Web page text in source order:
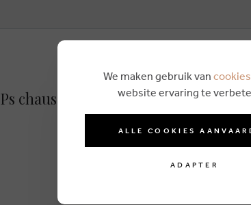
chausettes bleu
We maken gebruik van cookies
website ervaring te
ALLE COOKIES
ADAPTER